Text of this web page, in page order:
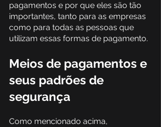
pagamentos e por que eles são tão
importantes, tanto para as empresas
como para todas as pessoas que
utilizam essas formas de pagamento.
Meios de pagamentos e
seus padrões de
segurança
Como mencionado acima,